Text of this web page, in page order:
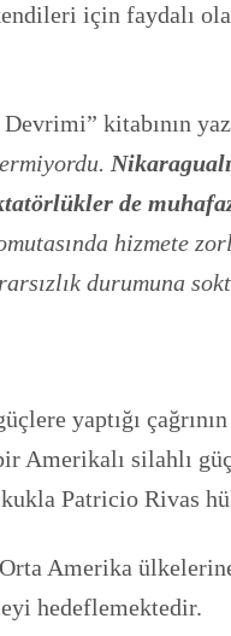
için faydalı
kitabının
de
hizmete
durumuna
yaptığı
Amerikalı silahlı
Patricio Rivas
Amerika
hedeflemektedir.